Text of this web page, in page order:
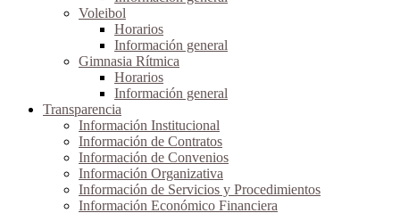
Voleibol
Horarios
Información general
Gimnasia Rítmica
Horarios
Información general
Transparencia
Información Institucional
Información de Contratos
Información de Convenios
Información Organizativa
Información de Servicios y Procedimientos
Información Económico Financiera